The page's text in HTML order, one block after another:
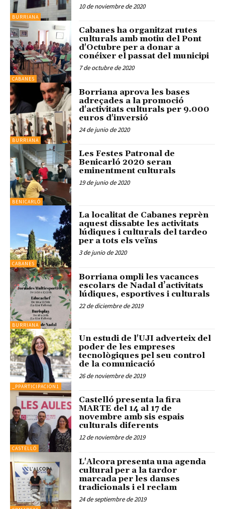
BURRIANA
10 de noviembre de 2020
CABANES
Cabanes ha organitzat rutes
culturals amb motiu del Pont
d'Octubre per a donar a
conéixer el passat del municipi
7 de octubre de 2020
BURRIANA
Borriana aprova les bases
adreçades a la promoció
d'activitats culturals per 9.000
euros d'inversió
24 de junio de 2020
BENICARLÓ
Les Festes Patronal de
Benicarló 2020 seran
eminentment culturals
19 de junio de 2020
CABANES
La localitat de Cabanes reprèn
aquest dissabte les activitats
lúdiques i culturals del tardeo
per a tots els veïns
3 de junio de 2020
BURRIANA
Borriana ompli les vacances
escolars de Nadal d’activitats
lúdiques, esportives i culturals
22 de diciembre de 2019
_PPARTICIPACION1
Un estudi de l'UJI adverteix del
poder de les empreses
tecnològiques pel seu control
de la comunicació
26 de noviembre de 2019
CASTELLÓ
Castelló presenta la fira
MARTE del 14 al 17 de
novembre amb sis espais
culturals diferents
12 de noviembre de 2019
L'Alcora presenta una agenda
cultural per a la tardor
marcada per les danses
tradicionals i el reclam
24 de septiembre de 2019